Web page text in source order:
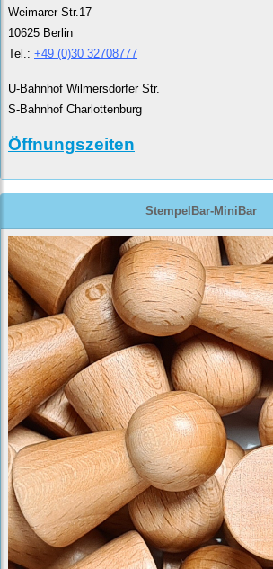
Weimarer Str.17
10625 Berlin
Tel.: +49 (0)30 32708777
U-Bahnhof Wilmersdorfer Str.
S-Bahnhof Charlottenburg
Öffnungszeiten
StempelBar-MiniBar